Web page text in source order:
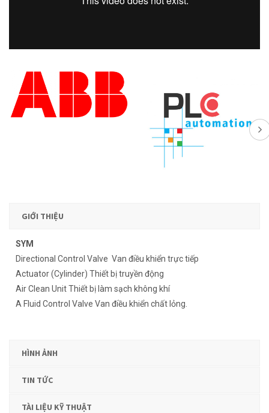
GIỚI THIỆU
SYM
Directional Control Valve Van điều khiển trực tiếp
Actuator (Cylinder) Thiết bị truyền động
Air Clean Unit Thiết bị làm sạch không khí
A Fluid Control Valve Van điều khiển chất lỏng.
HÌNH ẢNH
TIN TỨC
TÀI LIỆU KỸ THUẬT